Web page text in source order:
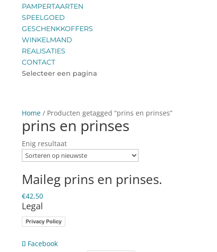
PAMPERTAARTEN
SPEELGOED
GESCHENKKOFFERS
WINKELMAND
REALISATIES
CONTACT
Selecteer een pagina
Home/ Producten getagged “prins en prinses”
prins en prinses
Enig resultaat
Maileg prins en prinses.
€42,50
Legal
Privacy Policy
Facebook